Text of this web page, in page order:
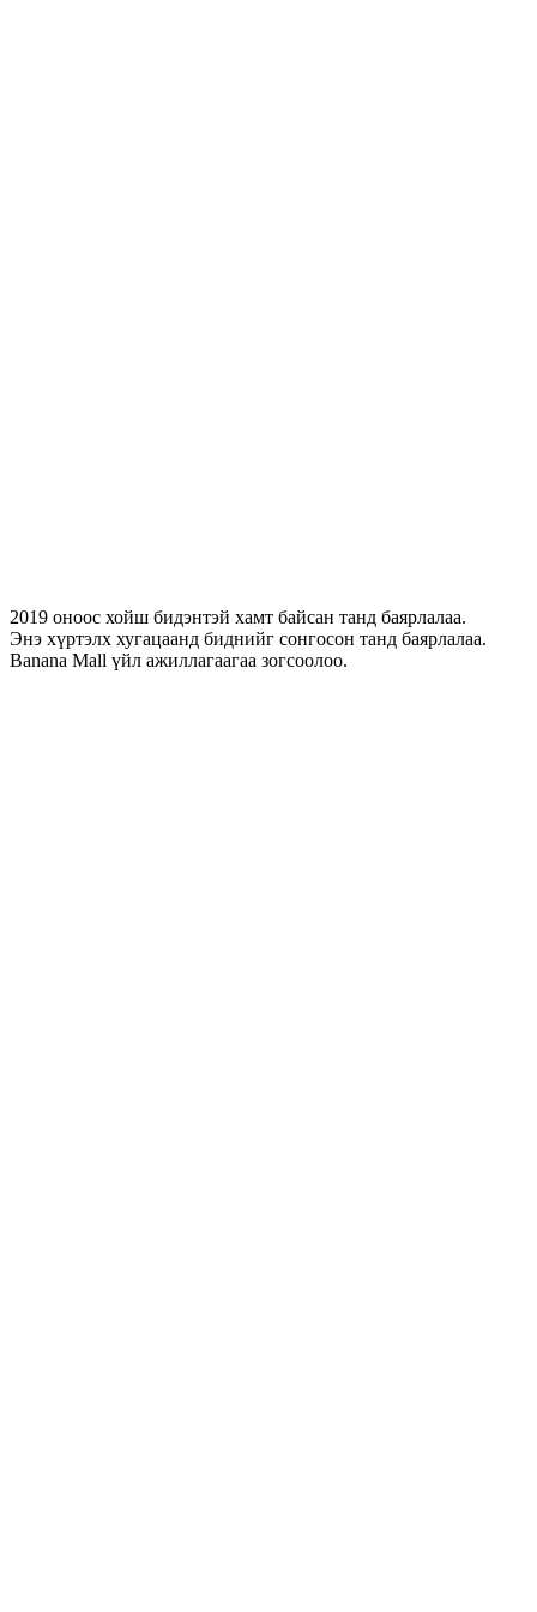
2019 оноос хойш бидэнтэй хамт байсан танд баярлалаа.
Энэ хүртэлх хугацаанд биднийг сонгосон танд баярлалаа.
Banana Mall үйл ажиллагаагаа зогсоолоо.